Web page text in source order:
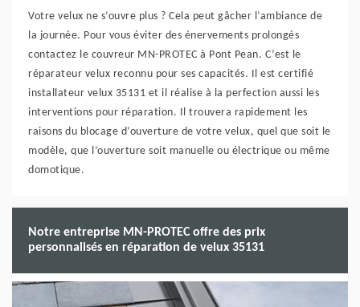
Votre velux ne s’ouvre plus ? Cela peut gâcher l’ambiance de
la journée. Pour vous éviter des énervements prolongés
contactez le couvreur MN-PROTEC à Pont Pean. C’est le
réparateur velux reconnu pour ses capacités. Il est certifié
installateur velux 35131 et il réalise à la perfection aussi les
interventions pour réparation. Il trouvera rapidement les
raisons du blocage d’ouverture de votre velux, quel que soit le
modèle, que l’ouverture soit manuelle ou électrique ou même
domotique.
Notre entreprise MN-PROTEC offre des prix
personnalisés en réparation de velux 35131